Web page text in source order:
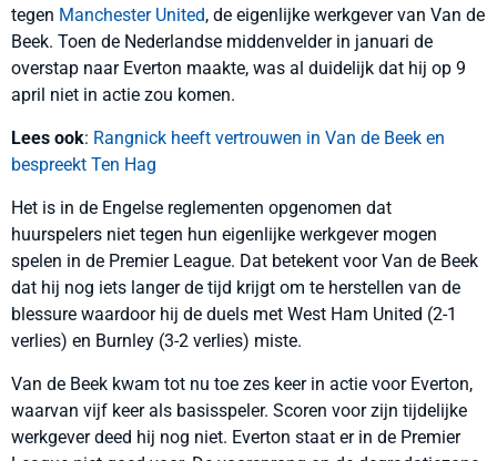
tegen Manchester United, de eigenlijke werkgever van Van de
Beek. Toen de Nederlandse middenvelder in januari de
overstap naar Everton maakte, was al duidelijk dat hij op 9
april niet in actie zou komen.
Lees ook: Rangnick heeft vertrouwen in Van de Beek en
bespreekt Ten Hag
Het is in de Engelse reglementen opgenomen dat
huurspelers niet tegen hun eigenlijke werkgever mogen
spelen in de Premier League. Dat betekent voor Van de Beek
dat hij nog iets langer de tijd krijgt om te herstellen van de
blessure waardoor hij de duels met West Ham United (2-1
verlies) en Burnley (3-2 verlies) miste.
Van de Beek kwam tot nu toe zes keer in actie voor Everton,
waarvan vijf keer als basisspeler. Scoren voor zijn tijdelijke
werkgever deed hij nog niet. Everton staat er in de Premier